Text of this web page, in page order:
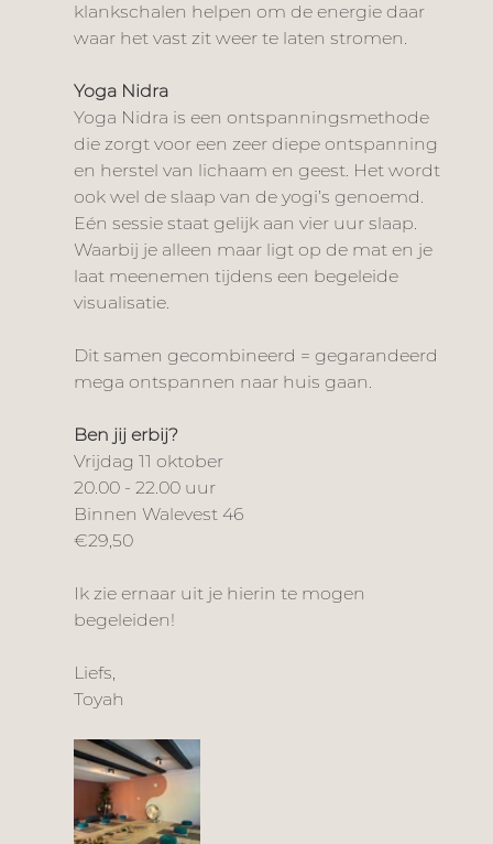
klankschalen helpen om de energie daar
waar het vast zit weer te laten stromen.
Yoga Nidra
Yoga Nidra is een ontspanningsmethode
die zorgt voor een zeer diepe ontspanning
en herstel van lichaam en geest. Het wordt
ook wel de slaap van de yogi’s genoemd.
Eén sessie staat gelijk aan vier uur slaap.
Waarbij je alleen maar ligt op de mat en je
laat meenemen tijdens een begeleide
visualisatie.
Dit samen gecombineerd = gegarandeerd
mega ontspannen naar huis gaan.
Ben jij erbij?
Vrijdag 11 oktober
20.00 - 22.00 uur
Binnen Walevest 46
€29,50
Ik zie ernaar uit je hierin te mogen
begeleiden!
Liefs,
Toyah